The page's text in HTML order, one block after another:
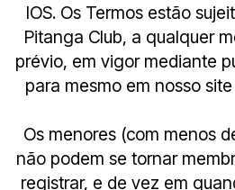
IOS. Os Termos estão
Pitanga Club, a qualquer
prévio, em vigor mediante
para mesmo em nosso
Os menores (com menos
não podem se tornar
registrar, e de vez em